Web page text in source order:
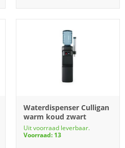
Waterdispenser Culligan
warm koud zwart
Uit voorraad leverbaar.
Voorraad: 13